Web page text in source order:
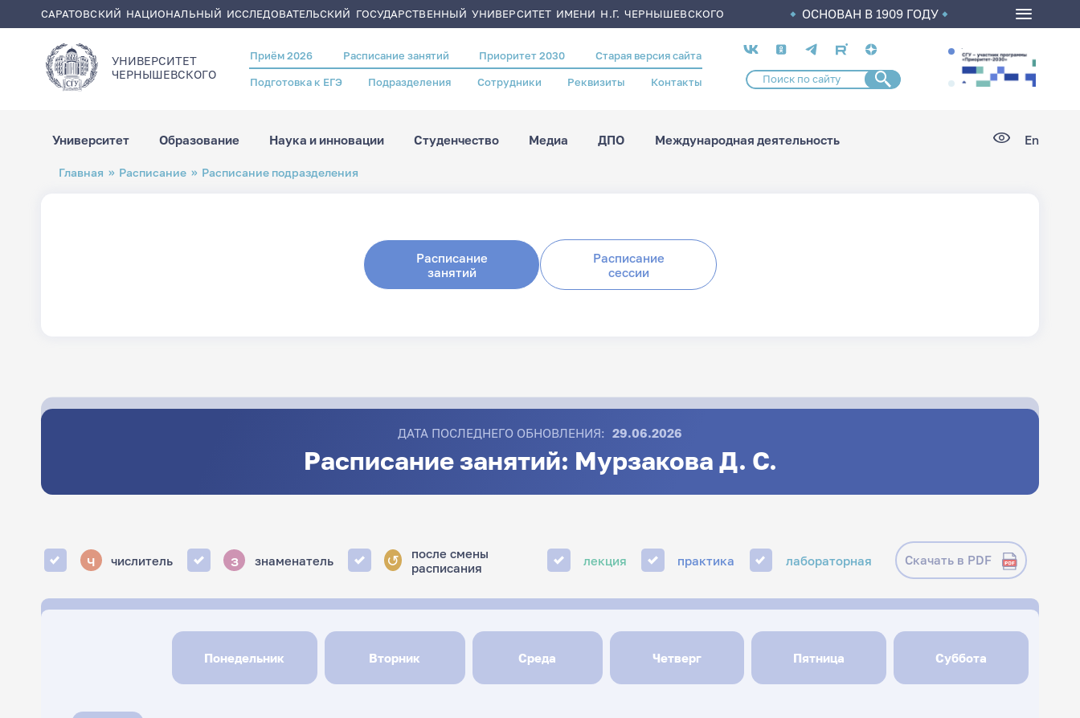
САРАТОВСКИЙ НАЦИОНАЛЬНЫЙ ИССЛЕДОВАТЕЛЬСКИЙ ГОСУДАРСТВЕННЫЙ УНИВЕРСИТЕТ ИМЕНИ Н.Г. ЧЕРНЫШЕВСКОГО ОСНОВАН В 1909 ГОДУ
УНИВЕРСИТЕТ
ЧЕРНЫШЕВСКОГO
Header
menu
Приём 2026 Расписание занятий Приоритет 2030 Старая версия сайта
Подготовка к ЕГЭ Подразделения Сотрудники Реквизиты Контакты
Социальные
сети
Университет Образование Наука и инновации Студенчество Медиа ДПО Международная деятельность En
Строка
навигации
Главная Расписание Расписание подразделения
Расписание
занятий
Расписание
сессии
ДАТА ПОСЛЕДНЕГО ОБНОВЛЕНИЯ: 29.06.2026
Расписание занятий: Мурзакова Д. С.
ч числитель з знаменатель ↺
после смены
расписания
лекция практика лабораторная Скачать в PDF
Понедельник Вторник Среда Четверг Пятница Суббота